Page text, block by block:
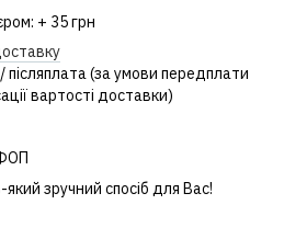
+ 35 грн
(за умови передплати
вартості доставки)
зручний спосіб для Вас!